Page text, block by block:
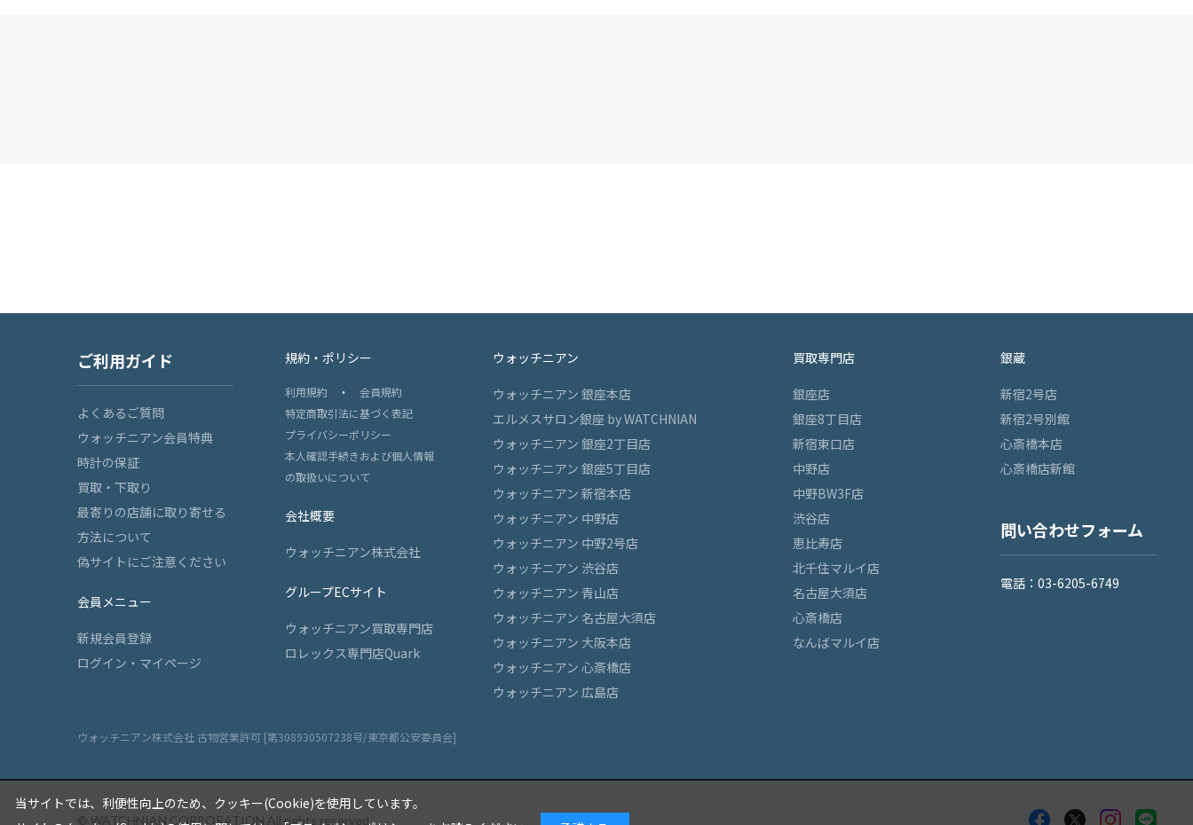
ご利用ガイド
よくあるご質問
ウォッチニアン会員特典
時計の保証
買取・下取り
最寄りの店舗に取り寄せる
方法について
偽サイトにご注意ください
会員メニュー
新規会員登録
ログイン・マイページ
規約・ポリシー
利用規約 ・ 会員規約
特定商取引法に基づく表記
プライバシーポリシー
本人確認手続きおよび個人情報
の取扱いについて
会社概要
ウォッチニアン株式会社
グループECサイト
ウォッチニアン買取専門店
ロレックス専門店Quark
ウォッチニアン
ウォッチニアン 銀座本店
エルメスサロン銀座 by WATCHNIAN
ウォッチニアン 銀座2丁目店
ウォッチニアン 銀座5丁目店
ウォッチニアン 新宿本店
ウォッチニアン 中野店
ウォッチニアン 中野2号店
ウォッチニアン 渋谷店
ウォッチニアン 青山店
ウォッチニアン 名古屋大須店
ウォッチニアン 大阪本店
ウォッチニアン 心斎橋店
ウォッチニアン 広島店
買取専門店
銀座店
銀座8丁目店
新宿東口店
中野店
中野BW3F店
渋谷店
恵比寿店
北千住マルイ店
名古屋大須店
心斎橋店
なんばマルイ店
銀蔵
新宿2号店
新宿2号別館
心斎橋本店
心斎橋店新館
問い合わせフォーム
電話：03-6205-6749
ウォッチニアン株式会社 古物営業許可 [第308930507238号/東京都公安委員会]
© WATCHNIAN CORPORATION All rights reserved.
当サイトでは、利便性向上のため、クッキー(Cookie)を使用しています。